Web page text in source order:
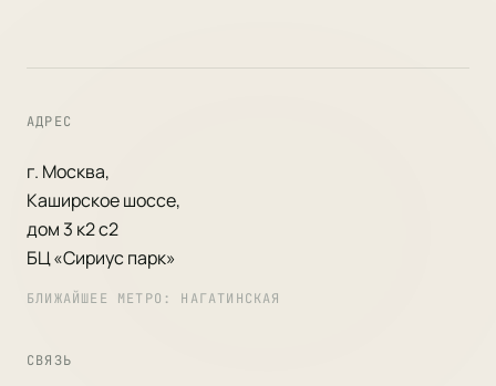
АДРЕС
г. Москва,
Каширское шоссе,
дом 3 к2 с2
БЦ «Сириус парк»
БЛИЖАЙШЕЕ МЕТРО: НАГАТИНСКАЯ
СВЯЗЬ